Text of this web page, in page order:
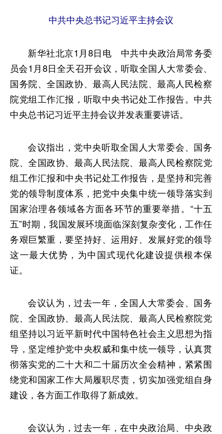
中共中央总书记习近平主持会议
新华社北京1月8日电 中共中央政治局常务委
员会1月8日全天召开会议，听取全国人大常委会、
国务院、全国政协、最高人民法院、最高人民检察
院党组工作汇报，听取中央书记处工作报告。中共
中央总书记习近平主持会议并发表重要讲话。
会议指出，党中央听取全国人大常委会、国务
院、全国政协、最高人民法院、最高人民检察院党
组工作汇报和中央书记处工作报告，是坚持和完善
党的领导制度体系，把党中央集中统一领导落实到
国家治理各领域各方面各环节的重要举措。“十五
五”时期，我国发展环境面临深刻复杂变化，工作任
务艰巨繁重，要坚持好、运用好、发展好党的领导
这一最大优势，为中国式现代化建设提供根本保
证。
会议认为，过去一年，全国人大常委会、国务
院、全国政协、最高人民法院、最高人民检察院党
组坚持以习近平新时代中国特色社会主义思想为指
导，坚定维护党中央权威和集中统一领导，认真贯
彻落实党的二十大和二十届历次全会精神，紧紧围
绕党和国家工作大局履职尽责，切实加强党组自身
建设，各方面工作取得了新成效。
会议认为，过去一年，在中央政治局、中央政